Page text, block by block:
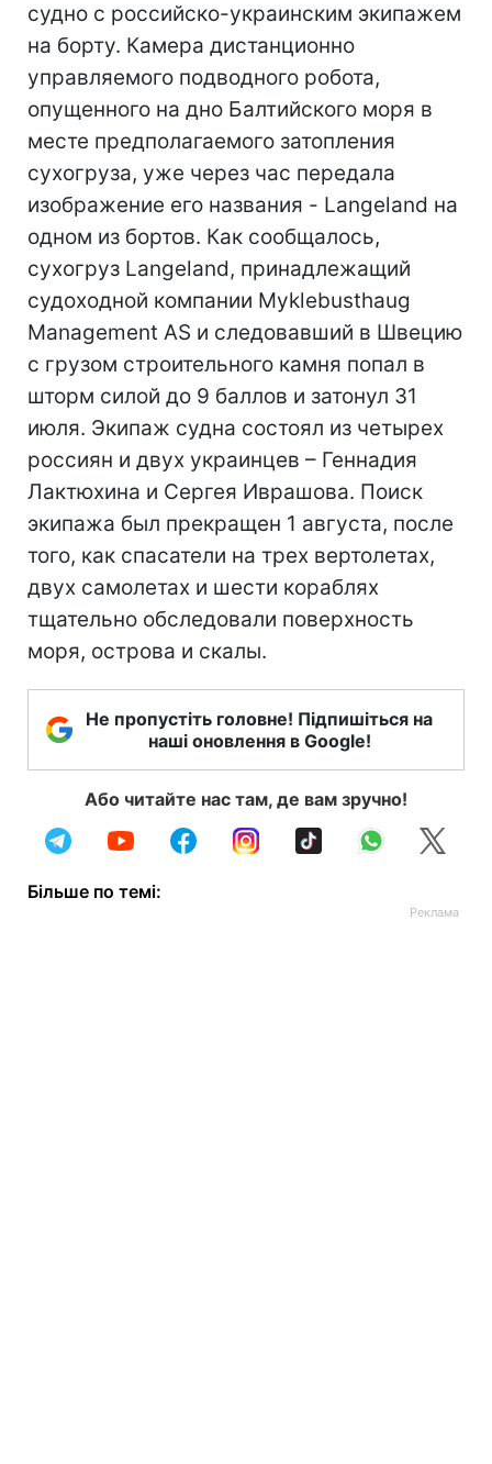
судно с российско-украинским экипажем
на борту. Камера дистанционно
управляемого подводного робота,
опущенного на дно Балтийского моря в
месте предполагаемого затопления
сухогруза, уже через час передала
изображение его названия - Langeland на
одном из бортов. Как сообщалось,
сухогруз Langeland, принадлежащий
судоходной компании Myklebusthaug
Management AS и следовавший в Швецию
с грузом строительного камня попал в
шторм силой до 9 баллов и затонул 31
июля. Экипаж судна состоял из четырех
россиян и двух украинцев – Геннадия
Лактюхина и Сергея Иврашова. Поиск
экипажа был прекращен 1 августа, после
того, как спасатели на трех вертолетах,
двух самолетах и шести кораблях
тщательно обследовали поверхность
моря, острова и скалы.
Не пропустіть головне! Підпишіться на
наші оновлення в Google!
Або читайте нас там, де вам зручно!
Більше по темі: